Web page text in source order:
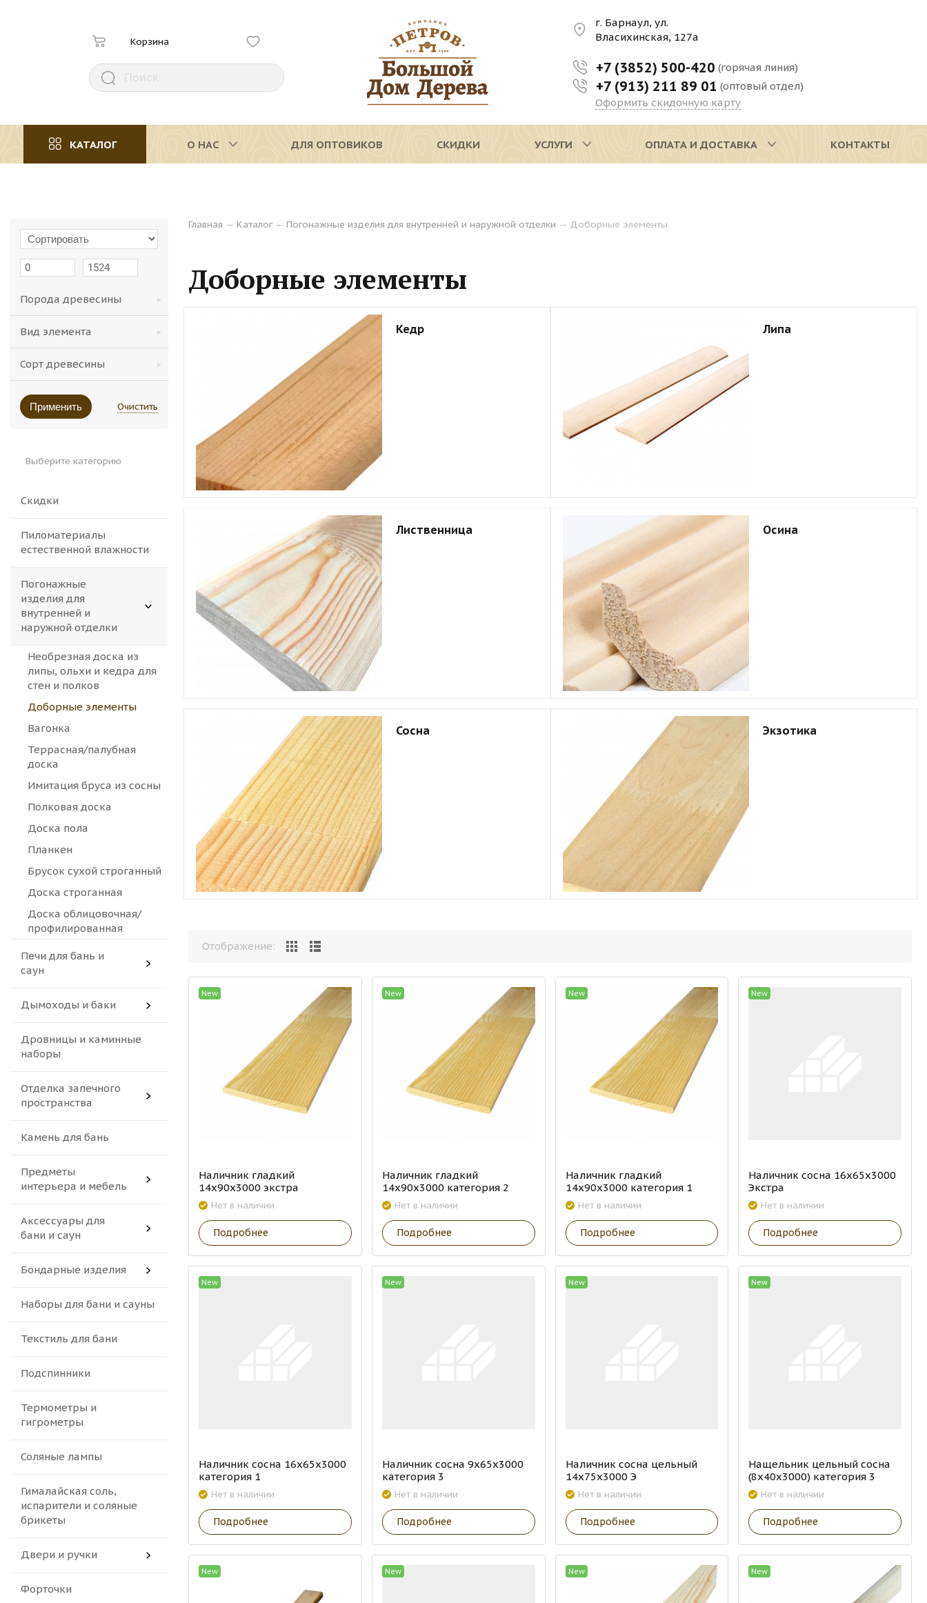
Корзина
г. Барнаул, ул.
Власихинская, 127а
+7 (3852) 500-420 (горячая линия)
+7 (913) 211 89 01 (оптовый отдел)
Оформить скидочную карту
КАТАЛОГ О НАС ДЛЯ ОПТОВИКОВ СКИДКИ УСЛУГИ ОПЛАТА И ДОСТАВКА КОНТАКТЫ
Выберите категорию
Скидки
Пиломатериалы
естественной влажности
Погонажные
изделия для
внутренней и
наружной отделки
Необрезная доска из
липы, ольхи и кедра для
стен и полков
Доборные элементы
Вагонка
Террасная/палубная
доска
Имитация бруса из сосны
Полковая доска
Доска пола
Планкен
Брусок сухой строганный
Доска строганная
Доска облицовочная/
профилированная
Печи для бань и
саун
Дымоходы и баки
Дровницы и каминные
наборы
Отделка запечного
пространства
Камень для бань
Предметы
интерьера и мебель
Аксессуары для
бани и саун
Бондарные изделия
Наборы для бани и сауны
Текстиль для бани
Подспинники
Термометры и
гигрометры
Соляные лампы
Гималайская соль,
испарители и соляные
брикеты
Двери и ручки
Форточки
Порода древесины
Вид элемента
Сорт древесины
Применить Очистить
Главная — Каталог — Погонажные изделия для внутренней и наружной отделки — Доборные элементы
Доборные элементы
Кедр Липа
Лиственница Осина
Сосна Экзотика
Отображение:
New
Наличник гладкий
14х90х3000 экстра
Нет в наличии
Подробнее
New
Наличник гладкий
14х90х3000 категория 2
Нет в наличии
Подробнее
New
Наличник гладкий
14х90х3000 категория 1
Нет в наличии
Подробнее
New
Наличник сосна 16х65х3000
Экстра
Нет в наличии
Подробнее
New
Наличник сосна 16х65х3000
категория 1
Нет в наличии
Подробнее
New
Наличник сосна 9х65х3000
категория 3
Нет в наличии
Подробнее
New
Наличник сосна цельный
14х75х3000 Э
Нет в наличии
Подробнее
New
Нащельник цельный сосна
(8х40х3000) категория 3
Нет в наличии
Подробнее
New New New New